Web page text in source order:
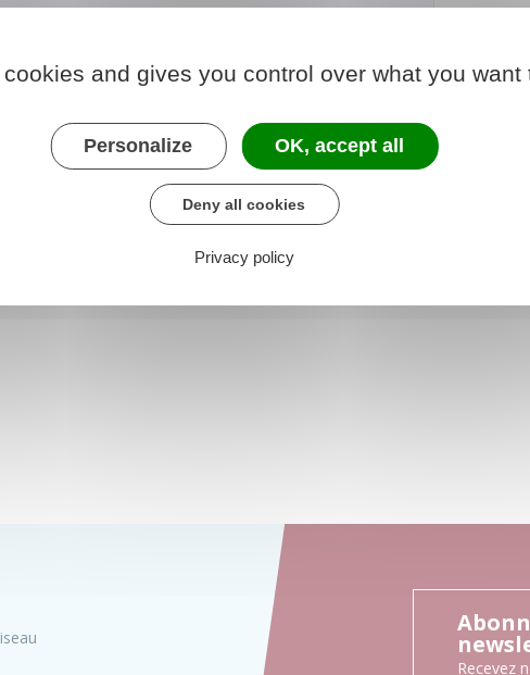
Recevez
and gives you control over what you want
Personalize OK, accept all
Deny all cookies
Privacy policy